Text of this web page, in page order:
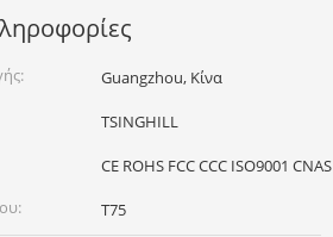
Guangzhou, Κίνα
TSINGHILL
CE ROHS FCC CCC ISO9001 CNAS
T75